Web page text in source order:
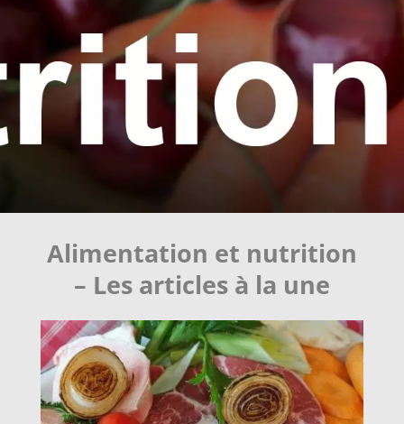
Alimentation et nutrition
– Les articles à la une